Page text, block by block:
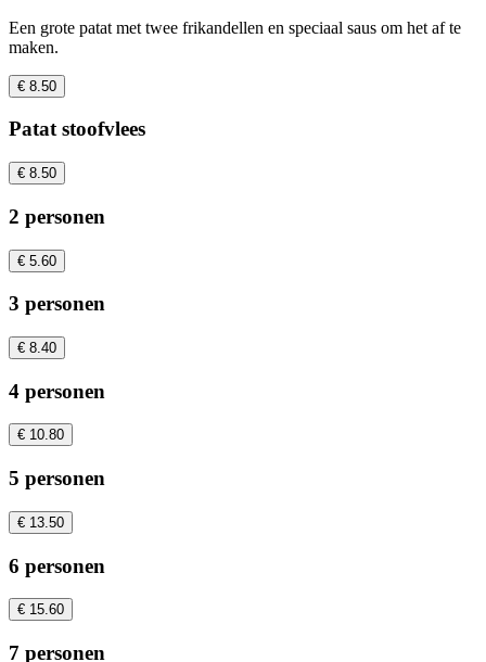
Een grote patat met twee frikandellen en speciaal saus om het af te
maken.
€ 8.50
Patat stoofvlees
€ 8.50
2 personen
€ 5.60
3 personen
€ 8.40
4 personen
€ 10.80
5 personen
€ 13.50
6 personen
€ 15.60
7 personen